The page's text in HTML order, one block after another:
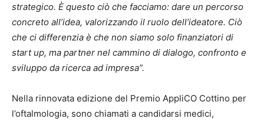
strategico. È questo ciò che facciamo: dare un percorso
concreto all’idea, valorizzando il ruolo dell’ideatore. Ciò
che ci differenzia è che non siamo solo finanziatori di
start up, ma partner nel cammino di dialogo, confronto e
sviluppo da ricerca ad impresa”.
Nella rinnovata edizione del Premio AppliCO Cottino per
l’oftalmologia, sono chiamati a candidarsi medici,